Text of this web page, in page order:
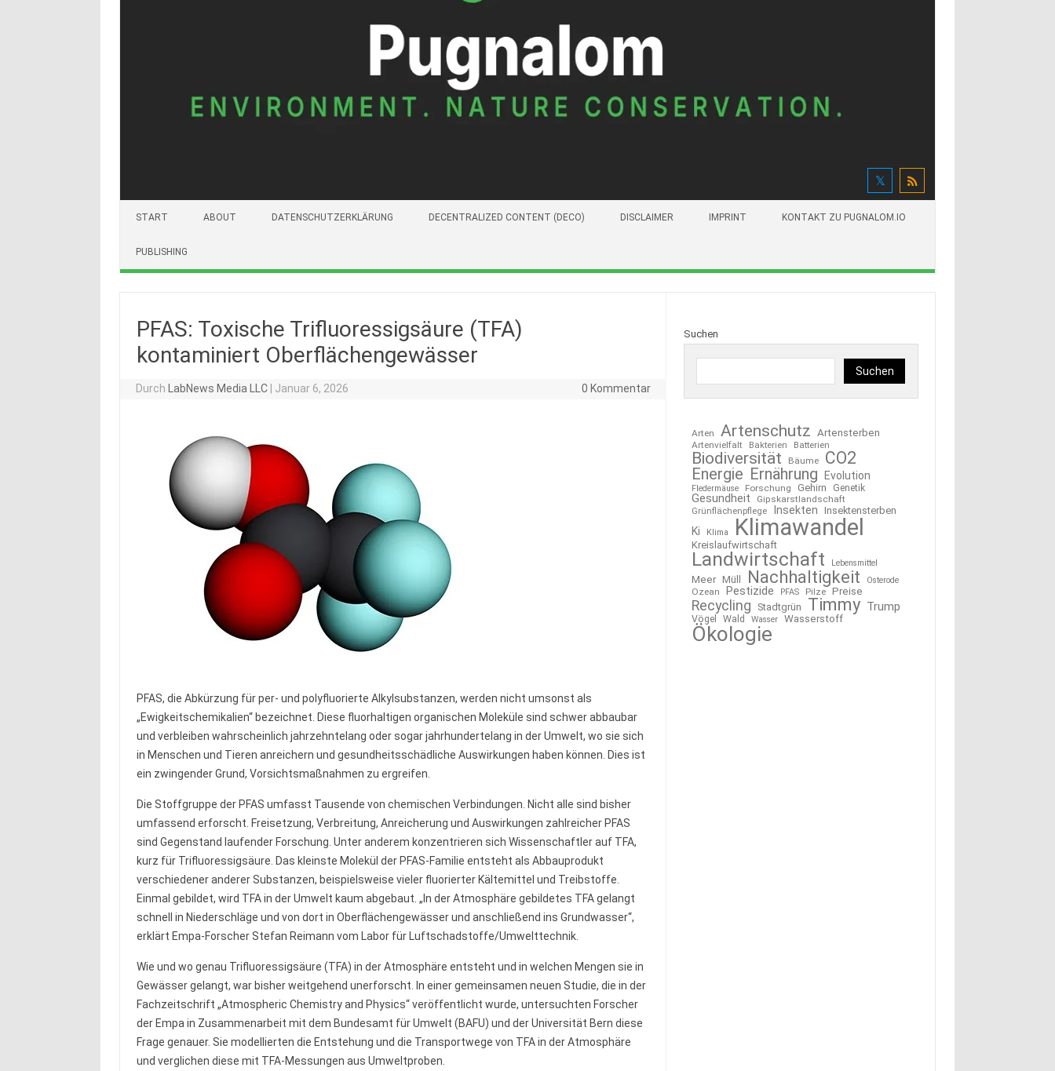
START ABOUT DATENSCHUTZERKLÄRUNG DECENTRALIZED CONTENT (DECO) DISCLAIMER IMPRINT KONTAKT ZU PUGNALOM.IO
PUBLISHING
PFAS: Toxische Trifluoressigsäure (TFA)
kontaminiert Oberflächengewässer
Durch LabNews Media LLC Januar 6, 2026 0 Kommentar
PFAS, die Abkürzung für per- und polyfluorierte Alkylsubstanzen, werden nicht umsonst als
„Ewigkeitschemikalien“ bezeichnet. Diese fluorhaltigen organischen Moleküle sind schwer abbaubar
und verbleiben wahrscheinlich jahrzehntelang oder sogar jahrhundertelang in der Umwelt, wo sie sich
in Menschen und Tieren anreichern und gesundheitsschädliche Auswirkungen haben können. Dies ist
ein zwingender Grund, Vorsichtsmaßnahmen zu ergreifen.
Die Stoffgruppe der PFAS umfasst Tausende von chemischen Verbindungen. Nicht alle sind bisher
umfassend erforscht. Freisetzung, Verbreitung, Anreicherung und Auswirkungen zahlreicher PFAS
sind Gegenstand laufender Forschung. Unter anderem konzentrieren sich Wissenschaftler auf TFA,
kurz für Trifluoressigsäure. Das kleinste Molekül der PFAS-Familie entsteht als Abbauprodukt
verschiedener anderer Substanzen, beispielsweise vieler fluorierter Kältemittel und Treibstoffe.
Einmal gebildet, wird TFA in der Umwelt kaum abgebaut. „In der Atmosphäre gebildetes TFA gelangt
schnell in Niederschläge und von dort in Oberflächengewässer und anschließend ins Grundwasser“,
erklärt Empa-Forscher Stefan Reimann vom Labor für Luftschadstoffe/Umwelttechnik.
Wie und wo genau Trifluoressigsäure (TFA) in der Atmosphäre entsteht und in welchen Mengen sie in
Gewässer gelangt, war bisher weitgehend unerforscht. In einer gemeinsamen neuen Studie, die in der
Fachzeitschrift „Atmospheric Chemistry and Physics“ veröffentlicht wurde, untersuchten Forscher
der Empa in Zusammenarbeit mit dem Bundesamt für Umwelt (BAFU) und der Universität Bern diese
Frage genauer. Sie modellierten die Entstehung und die Transportwege von TFA in der Atmosphäre
und verglichen diese mit TFA-Messungen aus Umweltproben.
Suchen
Suchen
Arten Artenschutz Artensterben
Artenvielfalt Bakterien Batterien
Biodiversität Bäume CO2
Energie Ernährung Evolution
Fledermäuse Forschung Gehirn Genetik
Gesundheit Gipskarstlandschaft
Grünflächenpflege Insekten Insektensterben
Ki Klima Klimawandel
Kreislaufwirtschaft
Landwirtschaft Lebensmittel
Meer Müll Nachhaltigkeit Osterode
Ozean Pestizide PFAS Pilze Preise
Recycling Stadtgrün Timmy Trump
Vögel Wald Wasser Wasserstoff
Ökologie